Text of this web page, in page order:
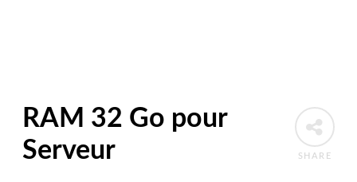
SHARE
RAM 32 Go pour
Serveur